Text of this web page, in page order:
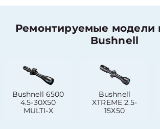
Ремонтируемые модели
Bushnell
Bushnell 6500
4.5-30X50
MULTI-X
Bushnell
XTREME 2.5-
15Х50